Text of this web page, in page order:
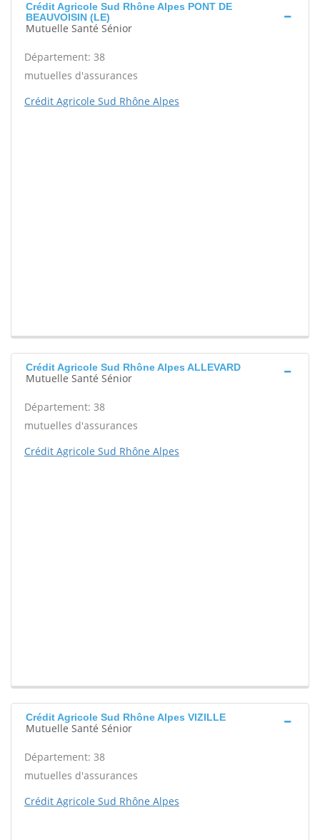
Crédit Agricole Sud Rhône Alpes PONT DE
BEAUVOISIN (LE)
Mutuelle Santé Sénior
Département: 38
mutuelles d'assurances
Crédit Agricole Sud Rhône Alpes
Crédit Agricole Sud Rhône Alpes ALLEVARD
Mutuelle Santé Sénior
Département: 38
mutuelles d'assurances
Crédit Agricole Sud Rhône Alpes
Crédit Agricole Sud Rhône Alpes VIZILLE
Mutuelle Santé Sénior
Département: 38
mutuelles d'assurances
Crédit Agricole Sud Rhône Alpes